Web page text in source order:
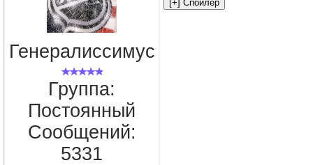
Генералиссимус
Группа:
Постоянный
Сообщений:
5331